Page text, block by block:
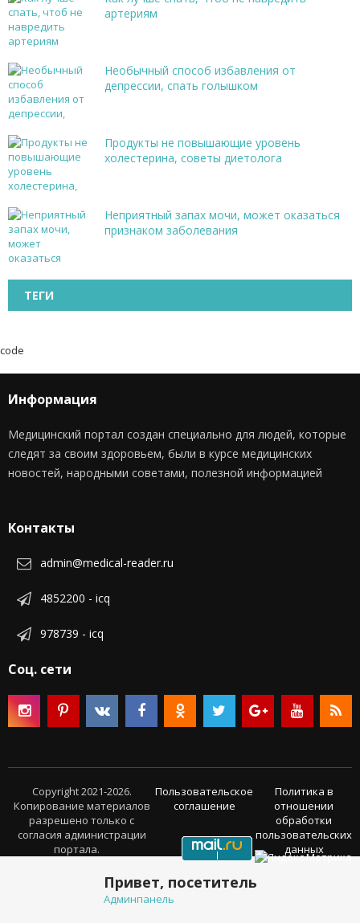
артериям
Необычный способ избавления от
депрессии, спать голышком
Продукты не повышающие уровень
холестерина, советы диетолога
Неприятный запах мочи, может оказаться
признаком заболевания
ТЕГИ
code
Информация
Медицинский портал создан специально для людей, которые
следят за своим здоровьем, были в курсе медицинских
новостей, народными советами, полезной информацией
Контакты
admin@medical-reader.ru
4852200 - icq
978739 - icq
Соц. сети
Copyright 2021-2026.
Копирование материалов
разрешено только с
согласия администрации
портала.
Пользовательское
соглашение
Политика в
отношении
обработки
пользовательских
данных
Привет, посетитель
Админпанель